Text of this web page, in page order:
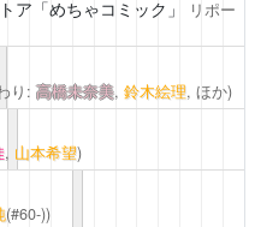
ア「めちゃコミック」
リポー
り:高橋未奈美, 鈴木絵理, ほか)
, 山本希望)
(#60-))